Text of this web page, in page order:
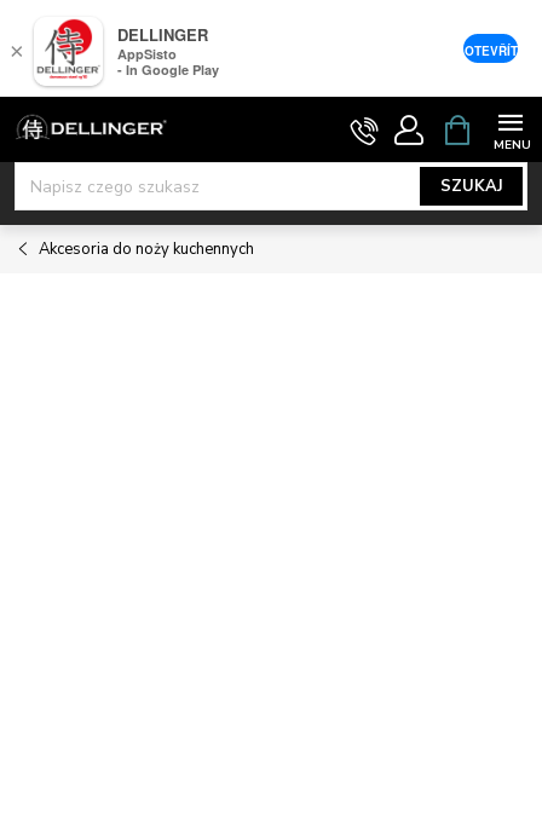
Przejść
do
treści
SZUKAJ
KOSZYK
Akcesoria do noży kuchennych
×
DELLINGER
AppSisto
- In Google Play
OTEVŘÍT